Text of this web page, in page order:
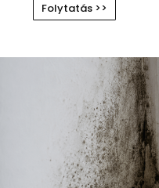
Folytatás >>